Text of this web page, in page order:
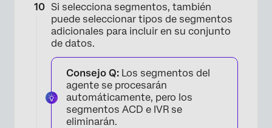
Si selecciona segmentos, también
puede seleccionar tipos de segmentos
adicionales para incluir en su conjunto
de datos.
Consejo Q: Los segmentos del
agente se procesarán
automáticamente, pero los
segmentos ACD e IVR se
eliminarán.